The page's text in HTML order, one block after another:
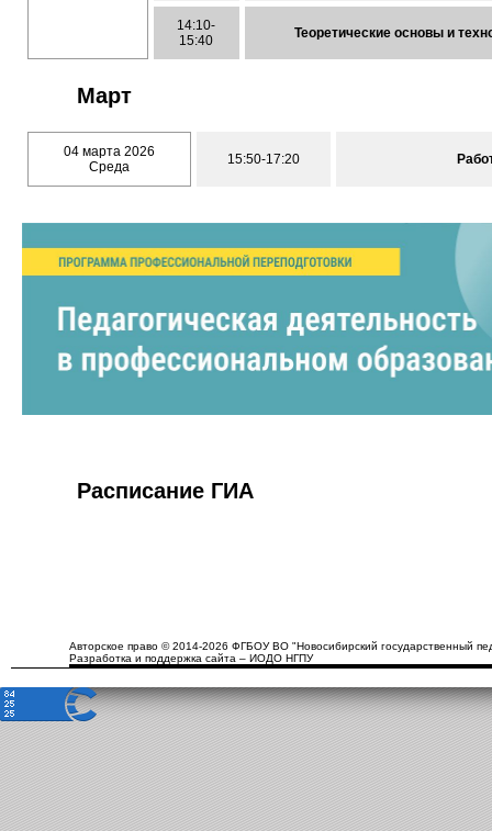
14:10-
15:40
Теоретические основы и
Март
04 марта 2026
Среда
15:50-17:20
Расписание ГИА
Авторское право © 2014-2026 ФГБОУ ВО "Новосибирский государственный
Разработка и поддержка сайта – ИОДО НГПУ